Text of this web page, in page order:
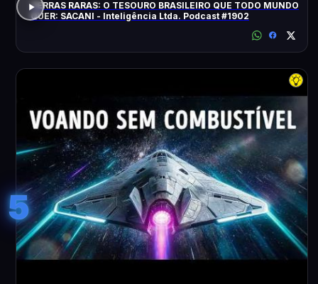
TERRAS RARAS: O TESOURO BRASILEIRO QUE TODO MUNDO
QUER: SACANI - Inteligência Ltda. Podcast #1902
5